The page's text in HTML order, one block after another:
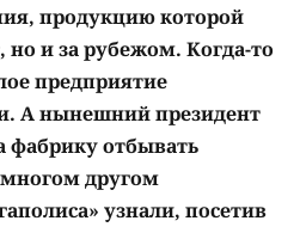
продукцию которой
но и за рубежом. Когда-то
предприятие
А нынешний президент
фабрику отбывать
другом
узнали, посетив